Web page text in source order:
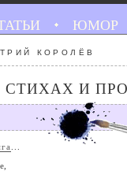
ЮМОР
КОРОЛЁВ
И